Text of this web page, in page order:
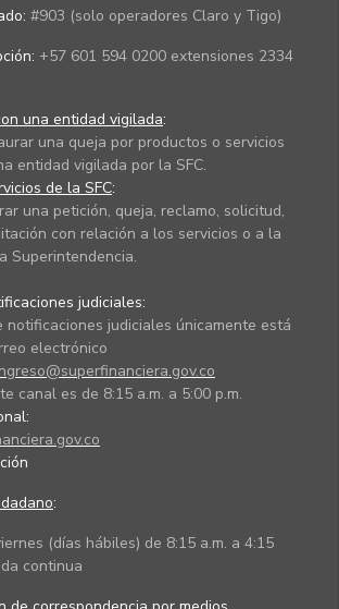
#903 (solo operadores Claro y Tigo)
+57 601 594 0200 extensiones 2334
una entidad vigilada:
una queja por productos o servicios
entidad vigilada por la SFC.
de la SFC:
una petición, queja, reclamo, solicitud,
con relación a los servicios o a la
Superintendencia.
judiciales:
notificaciones judiciales únicamente está
electrónico
canal es de 8:15 a.m. a 5:00 p.m.
:
(días hábiles) de 8:15 a.m. a 4:15
continua